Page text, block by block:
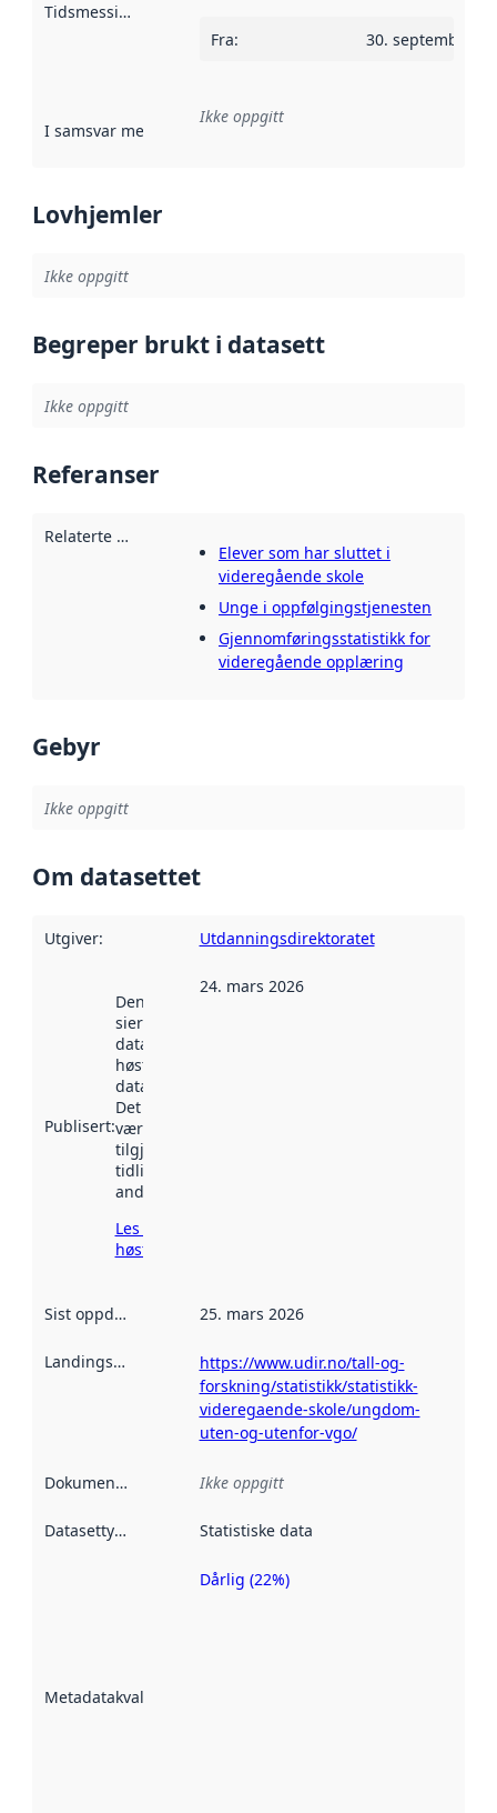
Tidsmessig avgrensning
Fra: 30. september
I samsvar med Referanse til en implementasjonsregel
Ikke oppgitt
Lovhjemler
Ikke oppgitt
Begreper brukt i datasett
Ikke oppgitt
Referanser
Relaterte ressurser
Elever som har sluttet i
videregående skole
Unge i oppfølgingstjenesten
Gjennomføringsstatistikk for
videregående opplæring
Gebyr
Ikke oppgitt
Om datasettet
Utgiver: Utdanningsdirektoratet
Publisert:
Denne datoen
sier når
datasettet ble
høstet av
data.norge.no.
Det kan ha
vært
tilgjengelig
tidligere
andre steder.
Les mer om
høsting her
24. mars 2026
Sist oppdatert 25. mars 2026
Landingsside
https://www.udir.no/tall-og-
forskning/statistikk/statistikk-
videregaende-skole/ungdom-
uten-og-utenfor-vgo/
Dokumentasjon Ikke oppgitt
Datasettype Statistiske data
Metadatakvalitet
Metadatakvalitet
Dårlig (22%)